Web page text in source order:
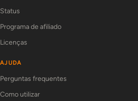
Status
Programa de afiliado
Licenças
AJUDA
Perguntas frequentes
Como utilizar